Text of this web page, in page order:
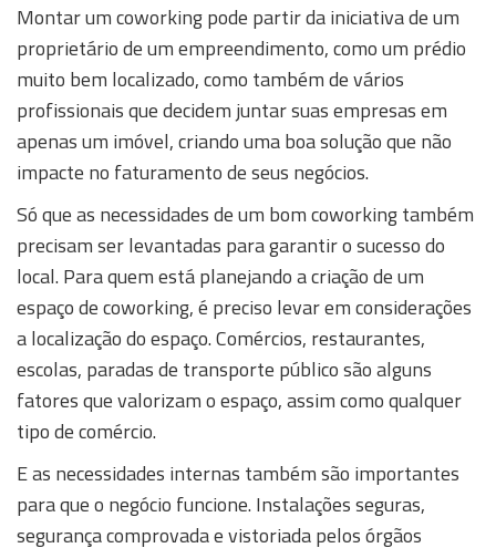
Montar um coworking pode partir da iniciativa de um
proprietário de um empreendimento, como um prédio
muito bem localizado, como também de vários
profissionais que decidem juntar suas empresas em
apenas um imóvel, criando uma boa solução que não
impacte no faturamento de seus negócios.
Só que as necessidades de um bom coworking também
precisam ser levantadas para garantir o sucesso do
local. Para quem está planejando a criação de um
espaço de coworking, é preciso levar em considerações
a localização do espaço. Comércios, restaurantes,
escolas, paradas de transporte público são alguns
fatores que valorizam o espaço, assim como qualquer
tipo de comércio.
E as necessidades internas também são importantes
para que o negócio funcione. Instalações seguras,
segurança comprovada e vistoriada pelos órgãos